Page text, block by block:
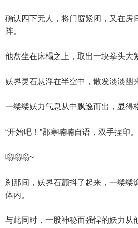
确认四下无人，将门窗紧闭，又在房
阵。
他盘坐在床榻之上，取出一块拳头大
妖界灵石悬浮在半空中，散发淡淡幽
一缕缕妖力气息从中飘逸而出，显得
“开始吧！”郡寒喃喃自语，双手捏印。
嗡嗡嗡~
刹那间，妖界石颤抖了起来，一缕缕
体内。
与此同时，一股神秘而强悍的妖力从